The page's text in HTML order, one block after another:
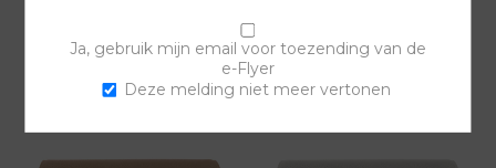
29,00 29,00
Ja, gebruik mijn email voor toezending van de
e-Flyer
Deze melding niet meer vertonen